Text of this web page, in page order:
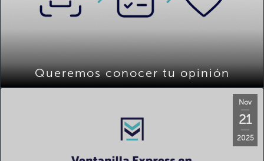
Queremos conocer tu opinión
Nov
21
2025